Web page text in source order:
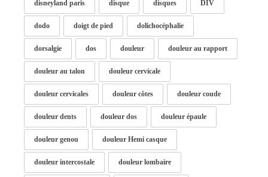
disneyland paris disque disques DIV
dodo doigt de pied dolichocéphalie
dorsalgie dos douleur douleur au rapport
douleur au talon douleur cervicale
douleur cervicales douleur côtes douleur coude
douleur dents douleur dos douleur épaule
douleur genou douleur Hemi casque
douleur intercostale douleur lombaire